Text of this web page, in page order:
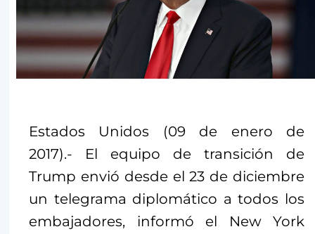
Estados Unidos (09 de enero de
2017).- El equipo de transición de
Trump envió desde el 23 de diciembre
un telegrama diplomático a todos los
embajadores, informó el New York